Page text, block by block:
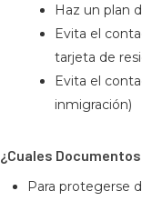
Haz un plan
Evita el
tarjeta de
Evita el
inmigración)
¿Cuales
Para protegerse